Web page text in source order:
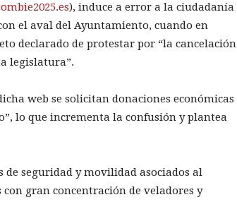
), induce a error a la ciudadanía
el aval del Ayuntamiento, cuando en
declarado de protestar por “la cancelación
legislatura”.
web se solicitan donaciones económicas
lo que incrementa la confusión y plantea
seguridad y movilidad asociados al
gran concentración de veladores y